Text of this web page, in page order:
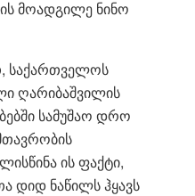
მოადგილე ნინო
საქართველოს
ღარიბაშვილის
სამუშაო დრო
ის ფაქტი,
დიდ ნაწილს ჰყავს